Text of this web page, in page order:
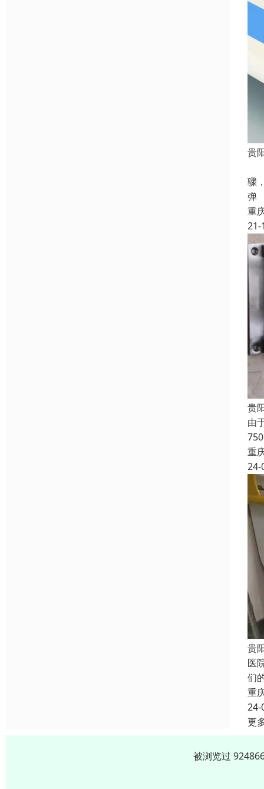
贵
骤
弹
重
21-
贵
由
重
24-
贵
医
们
重
24-
更
被浏览过